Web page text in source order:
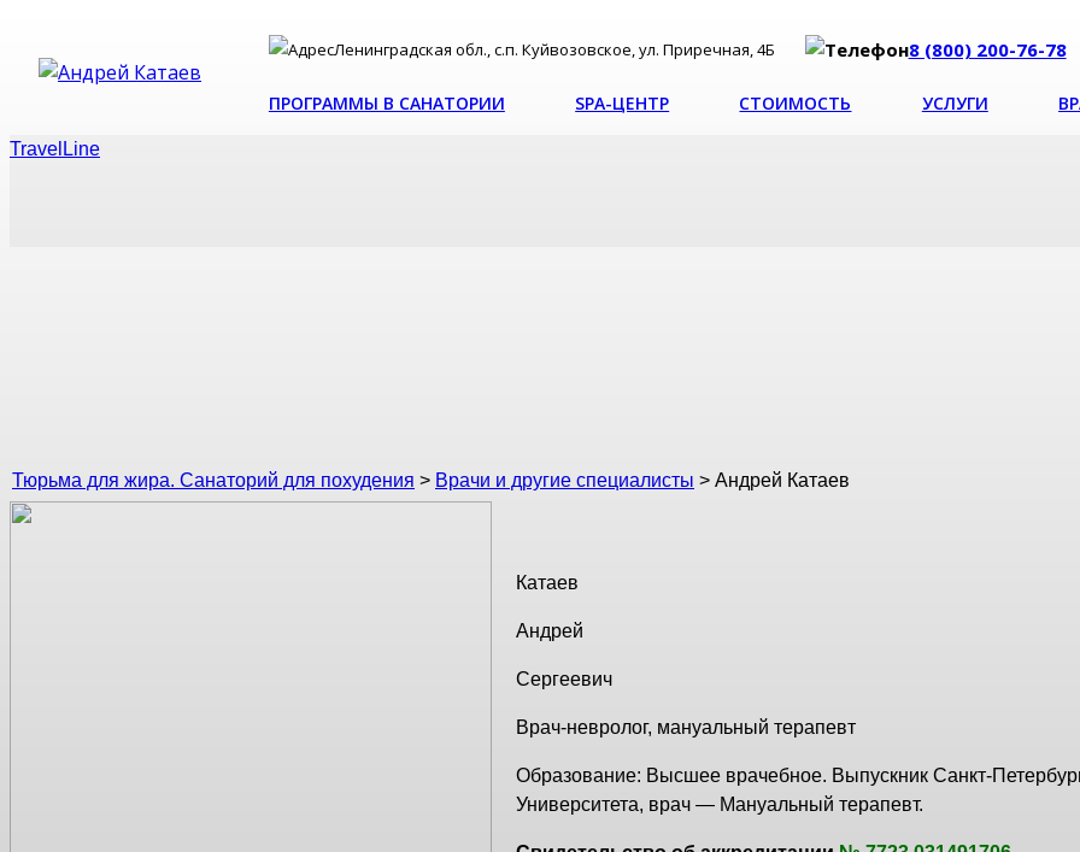
Ленинградская обл., с.п. Куйвозовское, ул. Приречная, 4Б 8 (800) 200-76-78
ПРОГРАММЫ В САНАТОРИИ SPA-ЦЕНТР СТОИМОСТЬ УСЛУГИ
TravelLine
Тюрьма для жира. Санаторий для похудения > Врачи и другие специалисты > Андрей Катаев
Катаев
Андрей
Сергеевич
Врач-невролог, мануальный терапевт
Образование: Высшее врачебное. Выпускник Санкт-
Университета, врач — Мануальный терапевт.